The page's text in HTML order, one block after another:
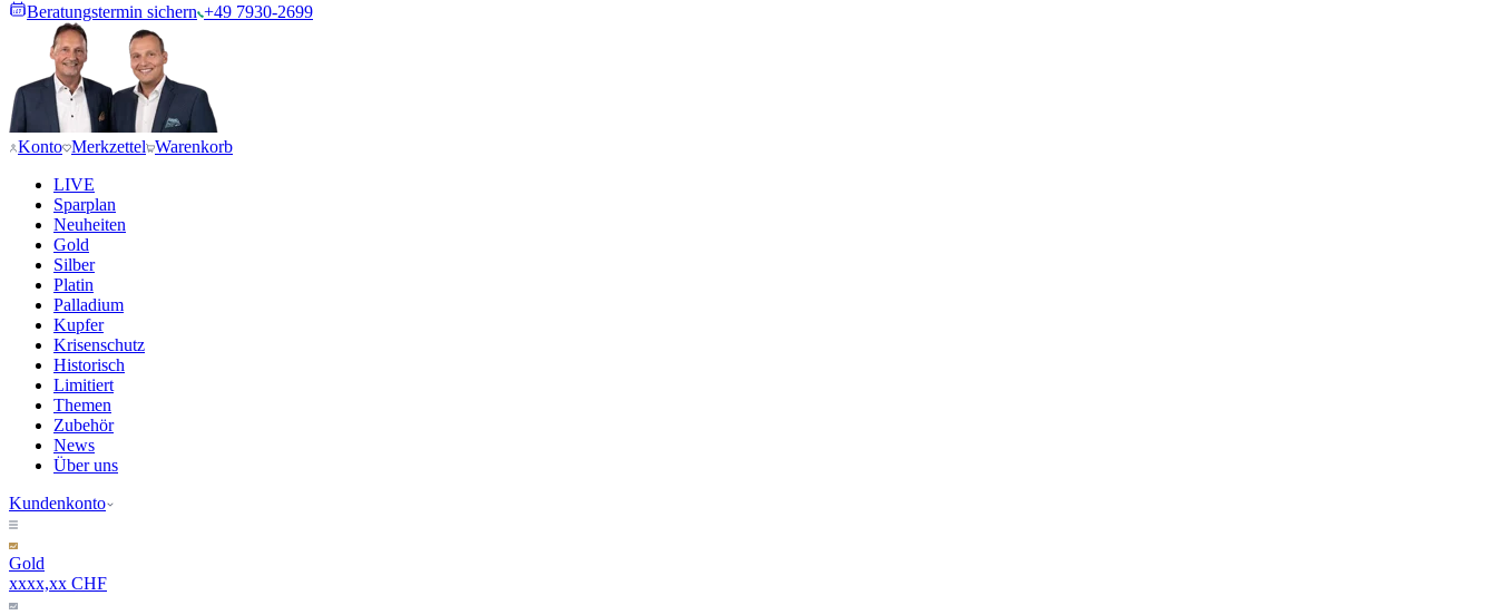
Beratungstermin sichern +49 7930-2699
Konto Merkzettel Warenkorb
LIVE
Sparplan
Neuheiten
Gold
Silber
Platin
Palladium
Kupfer
Krisenschutz
Historisch
Limitiert
Themen
Zubehör
News
Über uns
Kundenkonto
Gold
xxxx,xx CHF